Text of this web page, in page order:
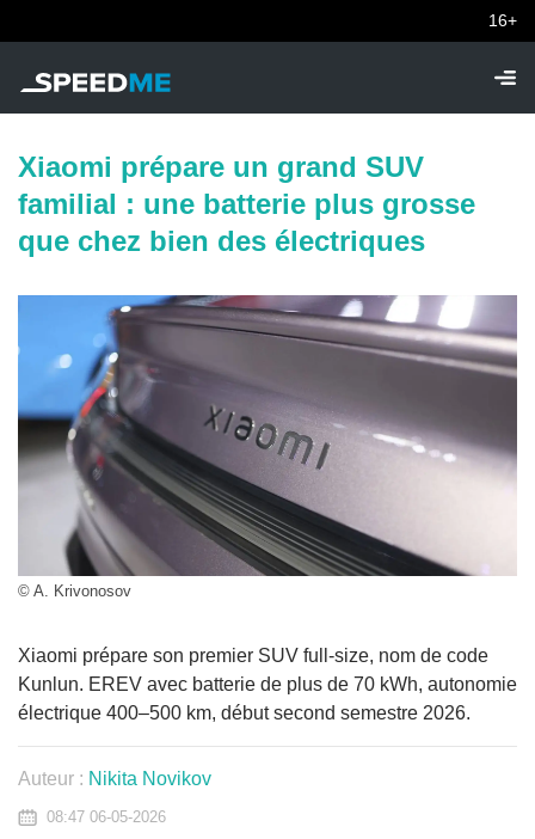
16+
Xiaomi prépare un grand SUV
familial : une batterie plus grosse
que chez bien des électriques
© A. Krivonosov
Xiaomi prépare son premier SUV full-size, nom de code
Kunlun. EREV avec batterie de plus de 70 kWh, autonomie
électrique 400–500 km, début second semestre 2026.
Auteur : Nikita Novikov
08:47 06-05-2026